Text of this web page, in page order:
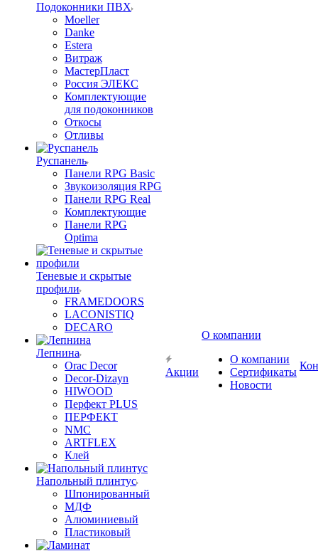
Подоконники ПВХ
Moeller
Danke
Estera
Витраж
МастерПласт
Россия ЭЛЕКС
Комплектующие
для подоконников
Откосы
Отливы
Руспанель
Панели RPG Basic
Звукоизоляция RPG
Панели RPG Real
Комплектующие
Панели RPG
Optima
Теневые и скрытые
профили
FRAMEDOORS
LACONISTIQ
DECARO
Лепнина
Orac Decor
Decor-Dizayn
HIWOOD
Перфект PLUS
ПЕРФЕКТ
NMC
ARTFLEX
Клей
Напольный плинтус
Шпонированный
МДФ
Алюминиевый
Пластиковый
Акции
О компании
О компании
Сертификаты
Новости